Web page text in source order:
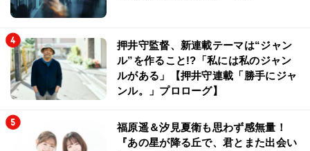
押井守監督、新連載テーマは“ジャン
ル”を作ること!?「私には私のジャン
ルがある」【押井守連載「勝手にジャ
ンル。」プロローグ】
福原遥＆汐見夏衛も思わず感無量！
『あの星が降る丘で、君とまた出会い